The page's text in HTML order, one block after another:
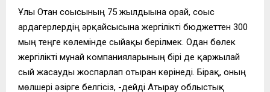
Ұлы Отан соғысының 75 жылдығына орай, соғыс
ардагерлердің әрқайсысына жергілікті бюджеттен 300
мың теңге көлемінде сыйақы берілмек. Одан бөлек
жергілікті мұнай компанияларының бірі де қаржылай
сый жасауды жоспарлап отырған көрінеді. Бірақ, оның
мөлшері әзірге белгісіз, -дейді Атырау облыстық